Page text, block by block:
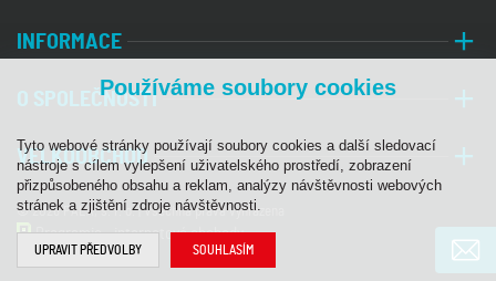
INFORMACE
O SPOLEČNOSTI
VELKOOBCHOD
© 2026 PALA, s. r. o. | Všechna práva vyhrazena
Programia - internetové obchody
Používáme soubory cookies
Tyto webové stránky používají soubory cookies a další sledovací
nástroje s cílem vylepšení uživatelského prostředí, zobrazení
přizpůsobeného obsahu a reklam, analýzy návštěvnosti webových
stránek a zjištění zdroje návštěvnosti.
UPRAVIT PŘEDVOLBY SOUHLASÍM